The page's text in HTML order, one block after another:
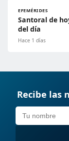
EFEMÉRIDES
Santoral de
del día
Hace 1 días
Recibe las